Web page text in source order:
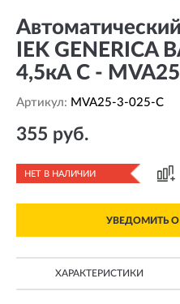
IEK GENERICA
4,5кА С -
Артикул: MVA25-3-025-C
355 руб.
НЕТ В НАЛИЧИИ
УВЕДОМИТЬ
ХАРАКТЕРИСТИКИ